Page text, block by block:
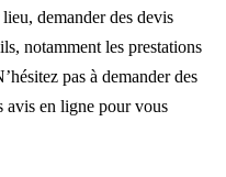
demander des devis
notamment les prestations
pas à demander des
avis en ligne pour vous